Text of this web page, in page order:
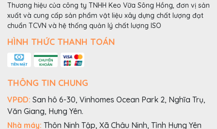
Thương hiệu của công ty TNHH Keo Vữa Sông Hồng, đơn vị sản
xuất và cung cấp sản phẩm vật liệu xây dựng chất lượng đạt
chuẩn TCVN và hệ thống quản lý chất lượng ISO
HÌNH THỨC THANH TOÁN
THÔNG TIN CHUNG
VPĐD: San hô 6-30, Vinhomes Ocean Park 2, Nghĩa Trụ,
Văn Giang, Hưng Yên.
Nhà máy: Thôn Ninh Tập, Xã Châu Ninh, Tỉnh Hưng Yên